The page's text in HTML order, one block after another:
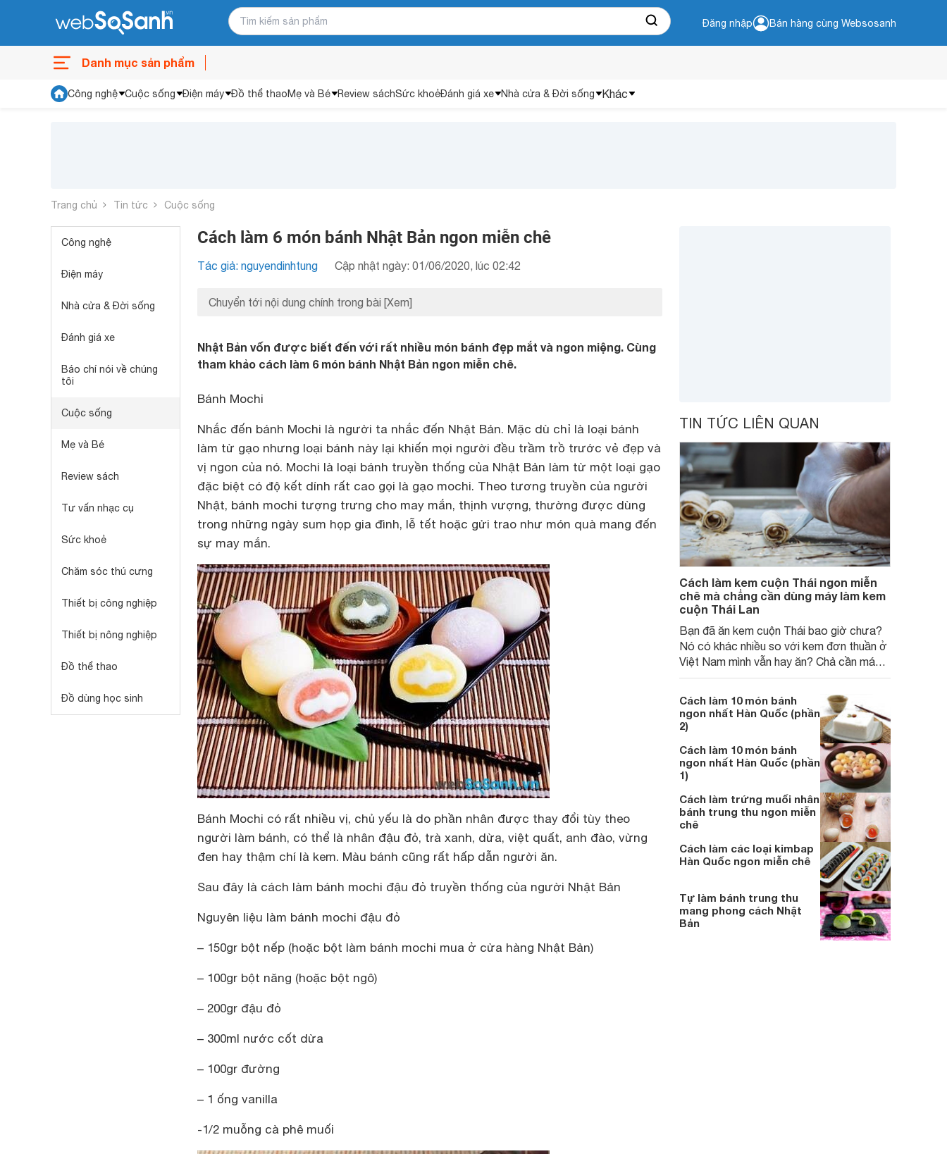
Đăng nhập Bán hàng cùng Websosanh
Danh mục sản phẩm
Công nghệ Cuộc sống Điện máy Đồ thể thaoMẹ và Bé Review sáchSức khoẻĐánh giá xe Nhà cửa & Đời sống Khác
Trang chủ Tin tức Cuộc sống
Công nghệ
Điện máy
Nhà cửa & Đời sống
Đánh giá xe
Báo chí nói về chúng
tôi
Cuộc sống
Mẹ và Bé
Review sách
Tư vấn nhạc cụ
Sức khoẻ
Chăm sóc thú cưng
Thiết bị công nghiệp
Thiết bị nông nghiệp
Đồ thể thao
Đồ dùng học sinh
Cách làm 6 món bánh Nhật Bản ngon miễn chê
Tác giả: nguyendinhtung Cập nhật ngày: 01/06/2020, lúc 02:42
Chuyển tới nội dung chính trong bài [Xem]
Nhật Bản vốn được biết đến với rất nhiều món bánh đẹp mắt và ngon miệng. Cùng
tham khảo cách làm 6 món bánh Nhật Bản ngon miễn chê.
Bánh Mochi
Nhắc đến bánh Mochi là người ta nhắc đến Nhật Bản. Mặc dù chỉ là loại bánh
làm từ gạo nhưng loại bánh này lại khiến mọi người đều trầm trồ trước vẻ đẹp và
vị ngon của nó. Mochi là loại bánh truyền thống của Nhật Bản làm từ một loại gạo
đặc biệt có độ kết dính rất cao gọi là gạo mochi. Theo tương truyền của người
Nhật, bánh mochi tượng trưng cho may mắn, thịnh vượng, thường được dùng
trong những ngày sum họp gia đình, lễ tết hoặc gửi trao như món quà mang đến
sự may mắn.
Bánh Mochi có rất nhiều vị, chủ yếu là do phần nhân được thay đổi tùy theo
người làm bánh, có thể là nhân đậu đỏ, trà xanh, dừa, việt quất, anh đào, vừng
đen hay thậm chí là kem. Màu bánh cũng rất hấp dẫn người ăn.
Sau đây là cách làm bánh mochi đậu đỏ truyền thống của người Nhật Bản
Nguyên liệu làm bánh mochi đậu đỏ
– 150gr bột nếp (hoặc bột làm bánh mochi mua ở cửa hàng Nhật Bản)
– 100gr bột năng (hoặc bột ngô)
– 200gr đậu đỏ
– 300ml nước cốt dừa
– 100gr đường
– 1 ống vanilla
-1/2 muỗng cà phê muối
TIN TỨC LIÊN QUAN
Cách làm kem cuộn Thái ngon miễn
chê mà chẳng cần dùng máy làm kem
cuộn Thái Lan
Bạn đã ăn kem cuộn Thái bao giờ chưa?
Nó có khác nhiều so với kem đơn thuần ở
Việt Nam mình vẫn hay ăn? Chả cần máy
làm kem cuộn Thái Lan, cùng
Websosanh.vn tự làm kem cuộn thái ngon
miễn chê tại nhà với những dụng cụ đơn
giản có sẵn trong bếp này nào!
Cách làm 10 món bánh
ngon nhất Hàn Quốc (phần
2)
Cách làm 10 món bánh
ngon nhất Hàn Quốc (phần
1)
Cách làm trứng muối nhân
bánh trung thu ngon miễn
chê
Cách làm các loại kimbap
Hàn Quốc ngon miễn chê
Tự làm bánh trung thu
mang phong cách Nhật
Bản